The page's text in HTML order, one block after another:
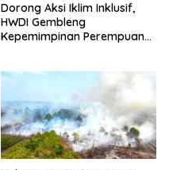
Dorong Aksi Iklim Inklusif,
HWDI Gembleng
Kepemimpinan Perempuan